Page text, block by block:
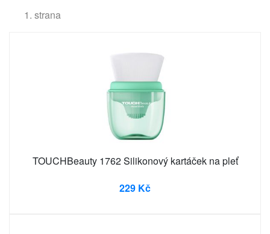
1. strana
TOUCHBeauty 1762 Silikonový kartáček na pleť
229 Kč